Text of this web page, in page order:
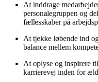
At inddrage
personalegruppen og
fællesskaber på
At tjekke løbende ind
balance mellem
At oplyse og inspirere
karrierevej inden for